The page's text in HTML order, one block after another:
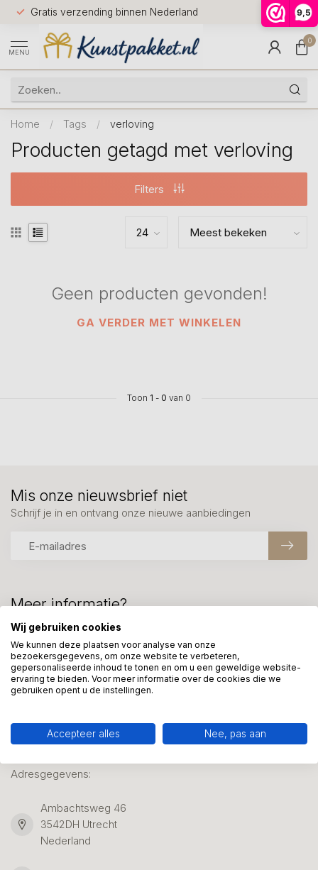
9,5
Gratis verzending binnen Nederland
Voor
huis
9.5
MENU
0
Home / Tags / verloving
Producten getagd met verloving
Filters
Geen producten gevonden!
GA VERDER MET WINKELEN
Toon 1 - 0 van 0
Meer informatie?
We helpen graag met uw keuze of geven advies, bel of app
ons 7 dagen per week: 06-23643267
Klantenservice
Mis onze nieuwsbrief niet
Schrijf je in en ontvang onze nieuwe aanbiedingen
Adresgegevens:
Ambachtsweg 46
3542DH Utrecht
Nederland
Wij gebruiken cookies
We kunnen deze plaatsen voor analyse van onze
bezoekersgegevens, om onze website te verbeteren,
gepersonaliseerde inhoud te tonen en om u een geweldige website-
ervaring te bieden. Voor meer informatie over de cookies die we
gebruiken opent u de instellingen.
Accepteer alles Nee, pas aan